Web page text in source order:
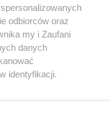
Praca Łódź
odbiorców oraz
my i Zaufani
danych
identyfikacji.